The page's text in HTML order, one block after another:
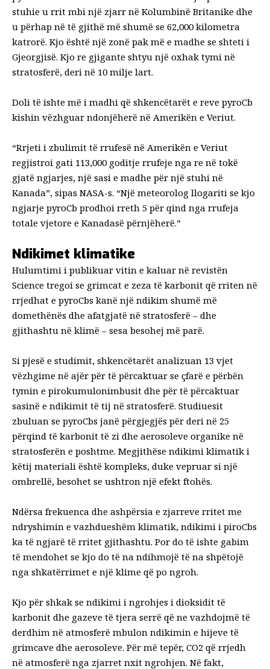
stuhie u rrit mbi një zjarr në Kolumbinë Britanike dhe
u përhap në të gjithë më shumë se 62,000 kilometra
katrorë. Kjo është një zonë pak më e madhe se shteti i
Gjeorgjisë. Kjo re gjigante shtyu një oxhak tymi në
stratosferë, deri në 10 milje lart.
Doli të ishte më i madhi që shkencëtarët e reve pyroCb
kishin vëzhguar ndonjëherë në Amerikën e Veriut.
“Rrjeti i zbulimit të rrufesë në Amerikën e Veriut
regjistroi gati 113,000 goditje rrufeje nga re në tokë
gjatë ngjarjes, një sasi e madhe për një stuhi në
Kanada”, sipas NASA-s. “Një meteorolog llogariti se kjo
ngjarje pyroCb prodhoi rreth 5 për qind nga rrufeja
totale vjetore e Kanadasë përnjëherë.”
Ndikimet klimatike
Hulumtimi i publikuar vitin e kaluar në revistën
Science tregoi se grimcat e zeza të karbonit që rriten në
rrjedhat e pyroCbs kanë një ndikim shumë më
domethënës dhe afatgjatë në stratosferë – dhe
gjithashtu në klimë – sesa besohej më parë.
Si pjesë e studimit, shkencëtarët analizuan 13 vjet
vëzhgime në ajër për të përcaktuar se çfarë e përbën
tymin e pirokumulonimbusit dhe për të përcaktuar
sasinë e ndikimit të tij në stratosferë. Studiuesit
zbuluan se pyroCbs janë përgjegjës për deri në 25
përqind të karbonit të zi dhe aerosoleve organike në
stratosferën e poshtme. Megjithëse ndikimi klimatik i
këtij materiali është kompleks, duke vepruar si një
ombrellë, besohet se ushtron një efekt ftohës.
Ndërsa frekuenca dhe ashpërsia e zjarreve rritet me
ndryshimin e vazhdueshëm klimatik, ndikimi i piroCbs
ka të ngjarë të rritet gjithashtu. Por do të ishte gabim
të mendohet se kjo do të na ndihmojë të na shpëtojë
nga shkatërrimet e një klime që po ngroh.
Kjo për shkak se ndikimi i ngrohjes i dioksidit të
karbonit dhe gazeve të tjera serrë që ne vazhdojmë të
derdhim në atmosferë mbulon ndikimin e hijeve të
grimcave dhe aerosoleve. Për më tepër, CO2 që rrjedh
në atmosferë nga zjarret nxit ngrohjen. Në fakt,